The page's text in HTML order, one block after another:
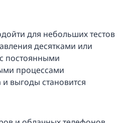
для небольших тестов
десятками или
постоянными
процессами
выгоды становится